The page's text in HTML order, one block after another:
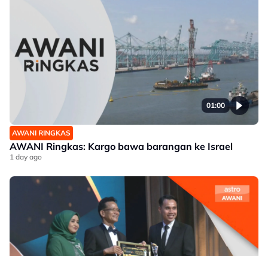
01:00
AWANI RINGKAS
AWANI Ringkas: Kargo bawa barangan ke Israel
1 day ago